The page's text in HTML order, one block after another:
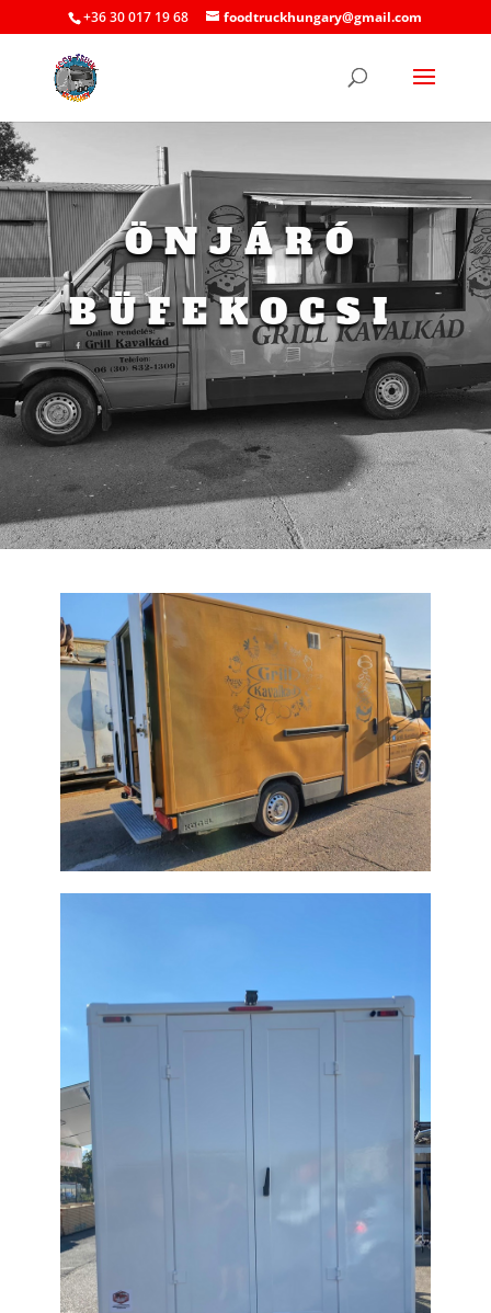
+36 30 017 19 68 foodtruckhungary@gmail.com
ÖNJÁRÓ
BÜFEKOCSI